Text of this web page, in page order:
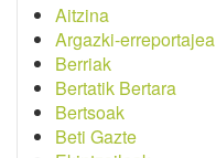
Aitzina
Argazki-erreportajea
Berriak
Bertatik Bertara
Bertsoak
Beti Gazte